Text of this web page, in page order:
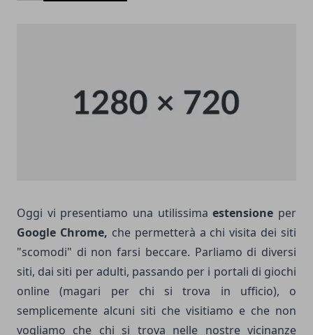
Oggi vi presentiamo una utilissimaestensione per
Google Chrome, che permetterà a chi visita dei siti
"scomodi" di non farsi beccare. Parliamo di diversi
siti, dai siti per adulti, passando per i portali di giochi
online (magari per chi si trova in ufficio), o
semplicemente alcuni siti che visitiamo e che non
vogliamo che chi si trova nelle nostre vicinanze